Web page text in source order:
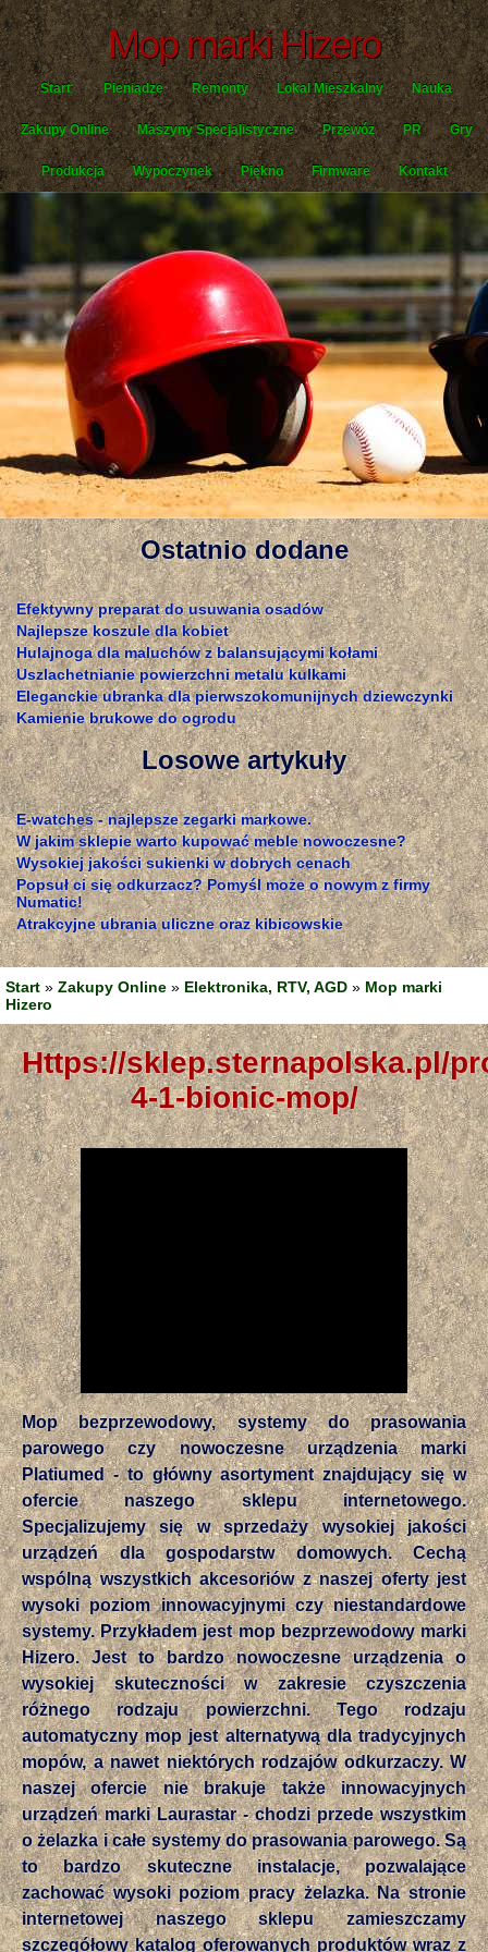
Mop marki Hizero
Start Pieniądze Remonty Lokal Mieszkalny Nauka
Zakupy Online Maszyny Specjalistyczne Przewóz PR Gry
Produkcja Wypoczynek Piękno Firmware Kontakt
Ostatnio dodane
Efektywny preparat do usuwania osadów
Najlepsze koszule dla kobiet
Hulajnoga dla maluchów z balansującymi kołami
Uszlachetnianie powierzchni metalu kulkami
Eleganckie ubranka dla pierwszokomunijnych dziewczynki
Kamienie brukowe do ogrodu
Losowe artykuły
E-watches - najlepsze zegarki markowe.
W jakim sklepie warto kupować meble nowoczesne?
Wysokiej jakości sukienki w dobrych cenach
Popsuł ci się odkurzacz? Pomyśl może o nowym z firmy
Numatic!
Atrakcyjne ubrania uliczne oraz kibicowskie
Start » Zakupy Online » Elektronika, RTV, AGD » Mop marki
Hizero
https://sklep.sternapolska.pl/produkt/hizero-
4-1-bionic-mop/
Mop bezprzewodowy, systemy do prasowania
parowego czy nowoczesne urządzenia marki
Platiumed - to główny asortyment znajdujący się w
ofercie naszego sklepu internetowego.
Specjalizujemy się w sprzedaży wysokiej jakości
urządzeń dla gospodarstw domowych. Cechą
wspólną wszystkich akcesoriów z naszej oferty jest
wysoki poziom innowacyjnymi czy niestandardowe
systemy. Przykładem jest mop bezprzewodowy marki
Hizero. Jest to bardzo nowoczesne urządzenia o
wysokiej skuteczności w zakresie czyszczenia
różnego rodzaju powierzchni. Tego rodzaju
automatyczny mop jest alternatywą dla tradycyjnych
mopów, a nawet niektórych rodzajów odkurzaczy. W
naszej ofercie nie brakuje także innowacyjnych
urządzeń marki Laurastar - chodzi przede wszystkim
o żelazka i całe systemy do prasowania parowego. Są
to bardzo skuteczne instalacje, pozwalające
zachować wysoki poziom pracy żelazka. Na stronie
internetowej naszego sklepu zamieszczamy
szczegółowy katalog oferowanych produktów wraz z